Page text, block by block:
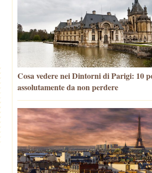
Cosa vedere nei Dintorni di Parigi: 10
assolutamente da non perdere